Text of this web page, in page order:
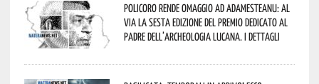
Policoro rende omaggio ad Adamesteanu: al
via la sesta edizione del Premio dedicato al
padre dell’archeologia lucana. I dettagli